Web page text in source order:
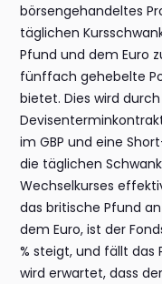
börsengehandeltes
täglichen
Pfund und dem Euro
fünffach gehebelte
bietet. Dies wird
im GBP und eine
die täglichen
Wechselkurses
das britische Pfund
dem Euro, ist der
% steigt, und fällt das
wird erwartet, dass